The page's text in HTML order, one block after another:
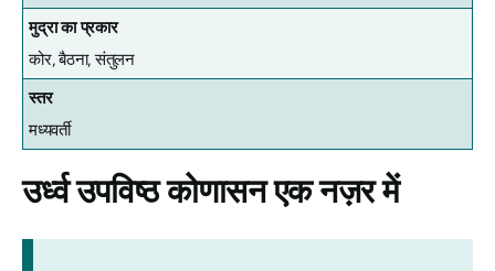
मुद्रा का प्रकार
कोर, बैठना, संतुलन
स्तर
मध्यवर्ती
उर्ध्व उपविष्ठ कोणासन एक नज़र में